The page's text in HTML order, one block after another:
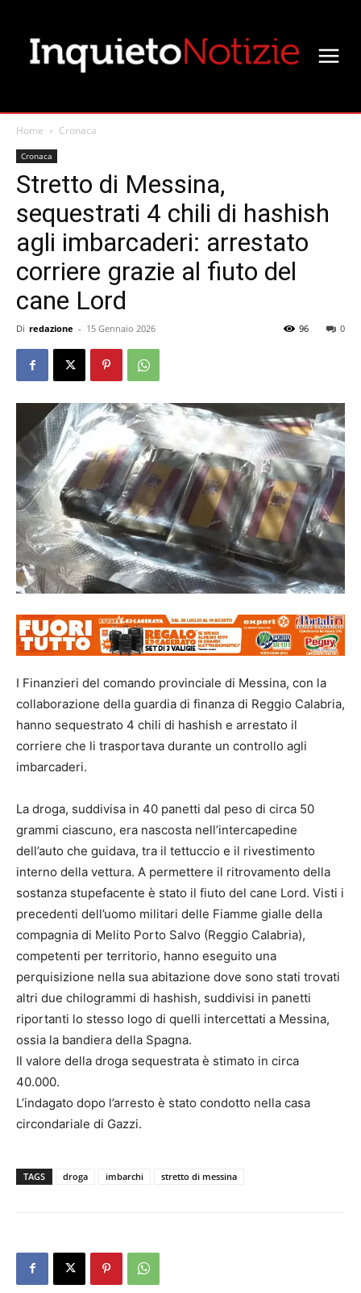
Home Cronaca
Cronaca
Stretto di Messina,
sequestrati 4 chili di hashish
agli imbarcaderi: arrestato
corriere grazie al fiuto del
cane Lord
Di redazione - 15 Gennaio 2026 0
96
I Finanzieri del comando provinciale di Messina, con la
collaborazione della guardia di finanza di Reggio Calabria,
hanno sequestrato 4 chili di hashish e arrestato il
corriere che li trasportava durante un controllo agli
imbarcaderi.
La droga, suddivisa in 40 panetti dal peso di circa 50
grammi ciascuno, era nascosta nell’intercapedine
dell’auto che guidava, tra il tettuccio e il rivestimento
interno della vettura. A permettere il ritrovamento della
sostanza stupefacente è stato il fiuto del cane Lord. Visti i
precedenti dell’uomo militari delle Fiamme gialle della
compagnia di Melito Porto Salvo (Reggio Calabria),
competenti per territorio, hanno eseguito una
perquisizione nella sua abitazione dove sono stati trovati
altri due chilogrammi di hashish, suddivisi in panetti
riportanti lo stesso logo di quelli intercettati a Messina,
ossia la bandiera della Spagna.
Il valore della droga sequestrata è stimato in circa
40.000.
L’indagato dopo l’arresto è stato condotto nella casa
circondariale di Gazzi.
TAGS droga imbarchi stretto di messina